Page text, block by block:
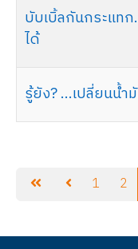
บับเบิ้ลกันกระแท
ได้
รู้ยัง? ...เปลี่ยนน้ำ
1 2